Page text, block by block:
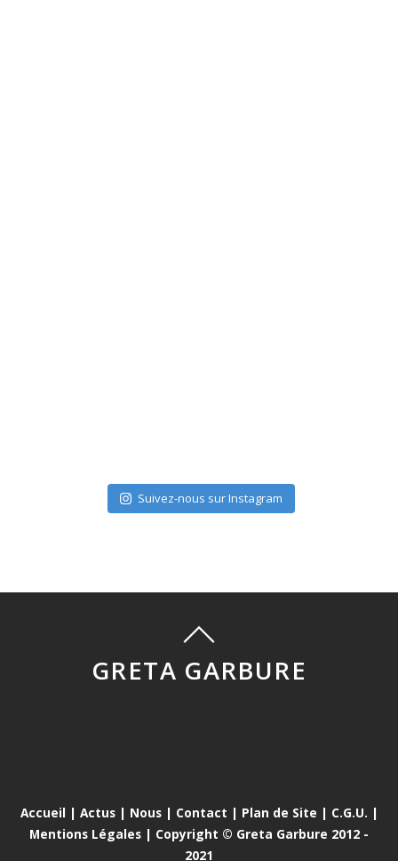
Suivez-nous sur Instagram
GRETA GARBURE
Accueil | Actus| Nous| Contact | Plan de Site | C.G.U. |
Mentions Légales | Copyright © Greta Garbure 2012 -
2021